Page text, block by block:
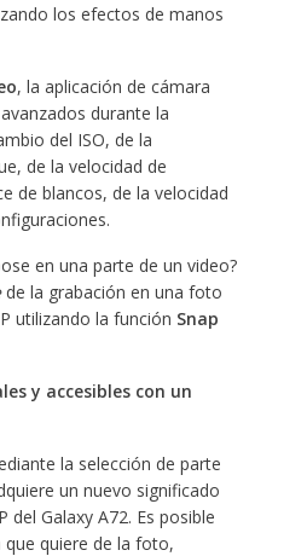
los efectos de manos
, la aplicación de cámara
durante la
del ISO, de la
de la velocidad de
de blancos, de la velocidad
en una parte de un video?
de la grabación en una foto
utilizando la función Snap
y accesibles con un
la selección de parte
un nuevo significado
Galaxy A72. Es posible
que quiere de la foto,